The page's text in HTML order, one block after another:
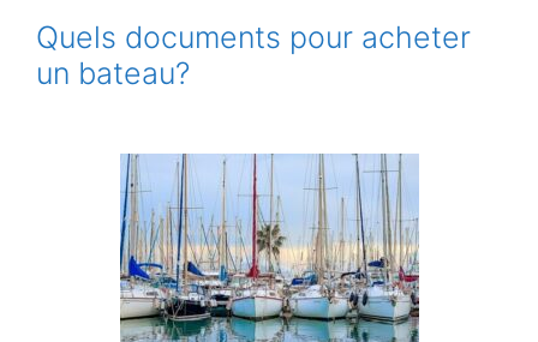
Quels documents pour acheter
un bateau?